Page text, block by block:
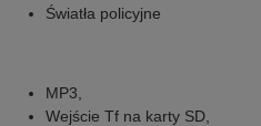
Światła policyjne
MP3,
Wejście Tf na karty SD,